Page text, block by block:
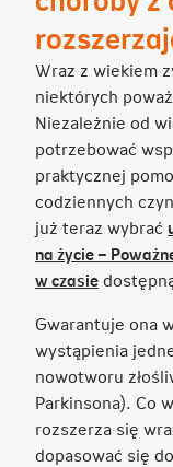
Wraz z wiekiem
niektórych
Niezależnie od
potrzebować
praktycznej
codziennych
już teraz wybrać
na życie –
w czasieLink
się
w
nowej
karcie
Gwarantuje ona
wystąpienia
nowotworu
Parkinsona). Co
rozszerza się
dopasować się